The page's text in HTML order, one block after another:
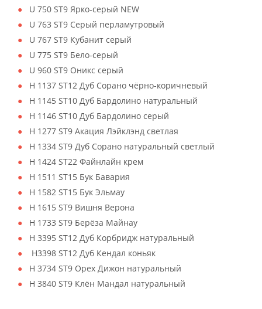
U 750 ST9 Ярко-серый NEW
U 763 ST9 Серый перламутровый
U 767 ST9 Кубанит серый
U 775 ST9 Бело-серый
U 960 ST9 Оникс серый
H 1137 ST12 Дуб Сорано чёрно-коричневый
H 1145 ST10 Дуб Бардолино натуральный
H 1146 ST10 Дуб Бардолино серый
H 1277 ST9 Акация Лэйклэнд светлая
H 1334 ST9 Дуб Сорано натуральный светлый
H 1424 ST22 Файнлайн крем
H 1511 ST15 Бук Бавария
H 1582 ST15 Бук Эльмау
H 1615 ST9 Вишня Верона
H 1733 ST9 Берёза Майнау
H 3395 ST12 Дуб Корбридж натуральный
H3398 ST12 Дуб Кендал коньяк
H 3734 ST9 Орех Дижон натуральный
H 3840 ST9 Клён Мандал натуральный